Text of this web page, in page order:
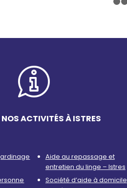
ACTIVITÉS À ISTRES
Aide au repassage et
entretien du linge – Istres
Société d’aide à domicile